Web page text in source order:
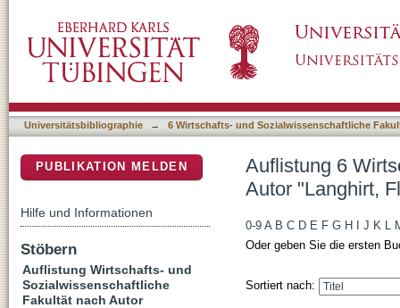
Universitätsbibliographie → 6 Wirtschafts- und Sozialwissenschaftliche
Auflistung 6
Autor "Langhirt,
0-9 A B C D E F G H J K L
Oder geben Sie die ersten
Sortiert nach:
PUBLIKATION MELDEN
Hilfe und Informationen
Stöbern
Auflistung Wirtschafts- und
Sozialwissenschaftliche
Fakultät nach Autor